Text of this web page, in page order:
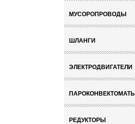
МУСОРОПРОВОДЫ
ШЛАНГИ
ЭЛЕКТРОДВИГАТЕЛИ
ПАРОКОНВЕКТОМАТЫ
РЕДУКТОРЫ